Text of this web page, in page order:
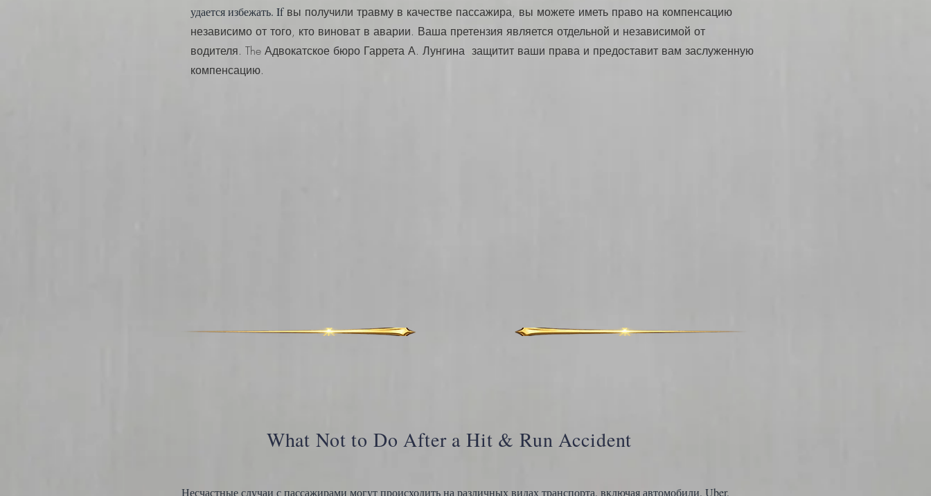
удается избежать. If вы получили травму в качестве пассажира, вы можете иметь право на компенсацию
независимо от того, кто виноват в аварии. Ваша претензия является отдельной и независимой от
водителя. The Адвокатское бюро Гаррета А. Лунгина защитит ваши права и предоставит вам заслуженную
компенсацию.
What Not to Do After a Hit & Run Accident
Несчастные случаи с пассажирами могут происходить на различных видах транспорта, включая автомобили, Uber,